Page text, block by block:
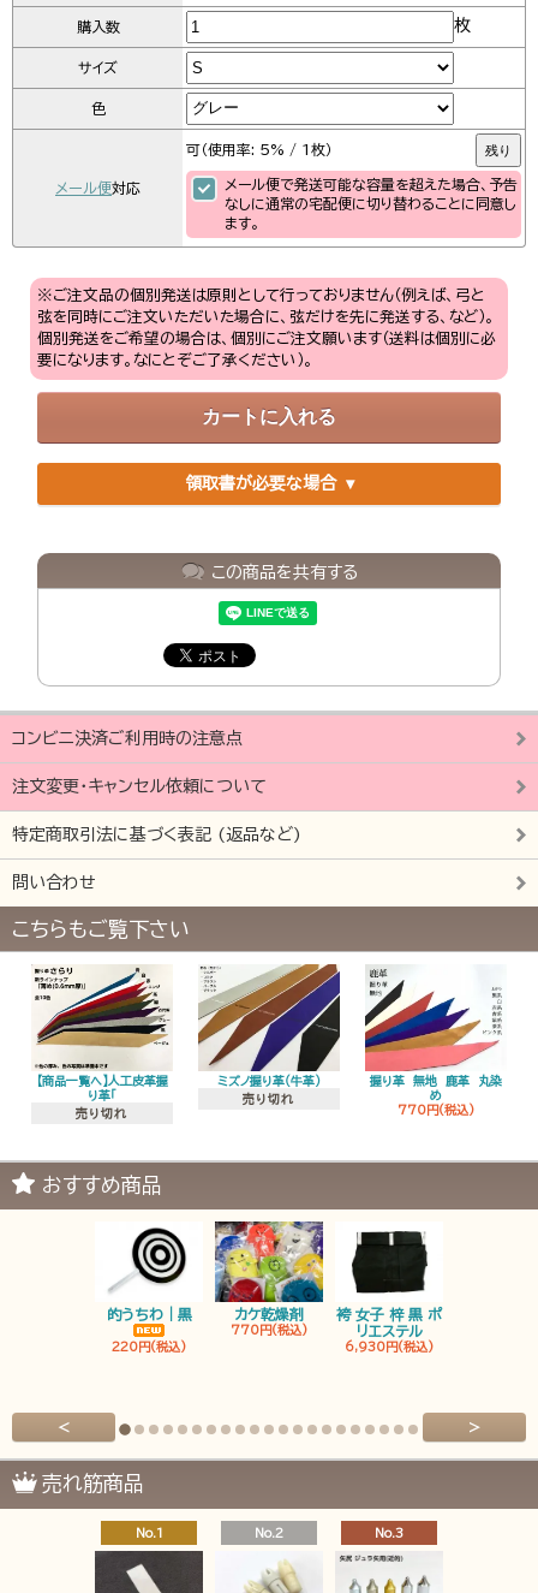
購入数 枚
サイズ
色
メール便対応
可（使用率: 5% / 1枚） 残り
メール便で発送可能な容量を超えた場合、予告
なしに通常の宅配便に切り替わることに同意し
ます。
※ご注文品の個別発送は原則として行っておりません（例えば、弓と
弦を同時にご注文いただいた場合に、弦だけを先に発送する、など）。
個別発送をご希望の場合は、個別にご注文願います（送料は個別に必
要になります。なにとぞご了承ください）。
領取書が必要な場合
この商品を共有する
コンビニ決済ご利用時の注意点
注文変更・キャンセル依頼について
特定商取引法に基づく表記 (返品など)
問い合わせ
こちらもご覧下さい
【商品一覧へ】人工皮革握
り革「
売り切れ
ミズノ握り革（牛革）
売り切れ
握り革 無地 鹿革 丸染
め
770円(税込)
おすすめ商品
的うちわ｜黒
220円(税込)
カケ乾燥剤
770円(税込)
袴 女子 梓 黒 ポ
リエステル
6,930円(税込)
< >
売れ筋商品
No.1 No.2 No.3